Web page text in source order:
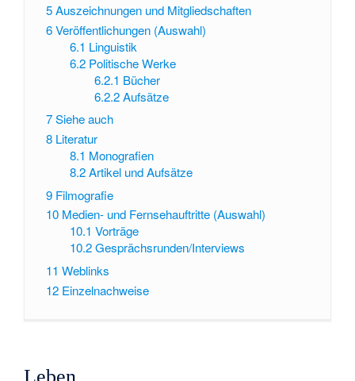
5Auszeichnungen und Mitgliedschaften
6Veröffentlichungen (Auswahl)
6.1 Linguistik
6.2 Politische Werke
6.2.1 Bücher
6.2.2 Aufsätze
7Siehe auch
8 Literatur
8.1 Monografien
8.2 Artikel und Aufsätze
9 Filmografie
10 Medien- und Fernsehauftritte (Auswahl)
10.1 Vorträge
10.2 Gesprächsrunden/Interviews
11 Weblinks
12 Einzelnachweise